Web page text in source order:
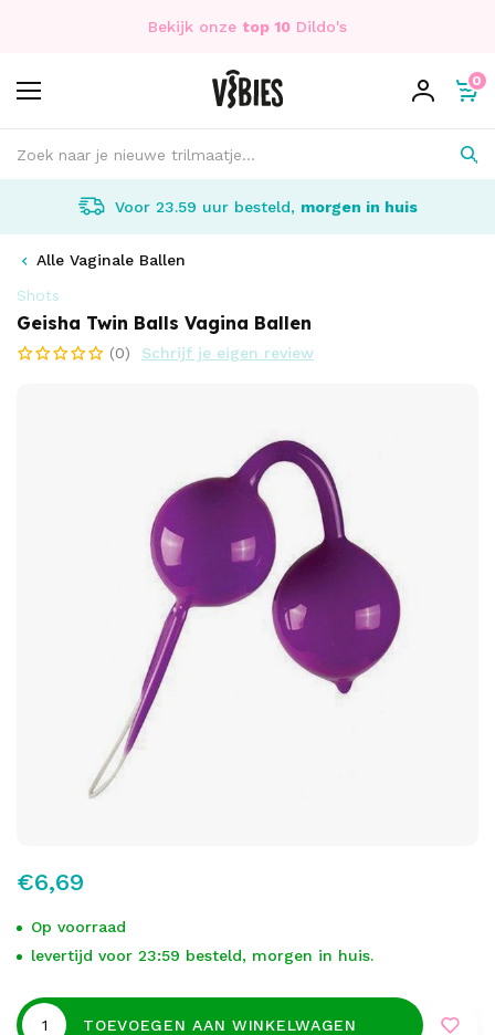
Bekijk onze top 10 Dildo's
0
Voor 23.59 uur besteld, morgen in huis
Alle Vaginale Ballen
Shots
Geisha Twin Balls Vagina Ballen
(0) Schrijf je eigen review
€6,69
Op voorraad
levertijd voor 23:59 besteld, morgen in huis.
TOEVOEGEN AAN WINKELWAGEN